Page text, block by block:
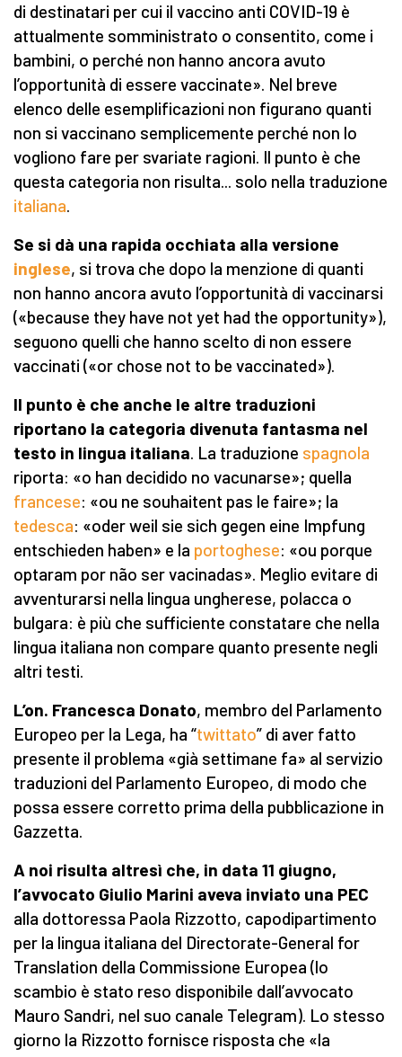
di destinatari per cui il vaccino anti COVID-19 è
attualmente somministrato o consentito, come i
bambini, o perché non hanno ancora avuto
l’opportunità di essere vaccinate». Nel breve
elenco delle esemplificazioni non figurano quanti
non si vaccinano semplicemente perché non lo
vogliono fare per svariate ragioni. Il punto è che
questa categoria non risulta... solo nella traduzione
italiana.
Se si dà una rapida occhiata alla versione
inglese, si trova che dopo la menzione di quanti
non hanno ancora avuto l’opportunità di vaccinarsi
(«because they have not yet had the opportunity»),
seguono quelli che hanno scelto di non essere
vaccinati («or chose not to be vaccinated»).
Il punto è che anche le altre traduzioni
riportano la categoria divenuta fantasma nel
testo in lingua italiana. La traduzione spagnola
riporta: «o han decidido no vacunarse»; quella
francese: «ou ne souhaitent pas le faire»; la
tedesca: «oder weil sie sich gegen eine Impfung
entschieden haben» e la portoghese: «ou porque
optaram por não ser vacinadas». Meglio evitare di
avventurarsi nella lingua ungherese, polacca o
bulgara: è più che sufficiente constatare che nella
lingua italiana non compare quanto presente negli
altri testi.
L’on. Francesca Donato, membro del Parlamento
Europeo per la Lega, ha “twittato” di aver fatto
presente il problema «già settimane fa» al servizio
traduzioni del Parlamento Europeo, di modo che
possa essere corretto prima della pubblicazione in
Gazzetta.
A noi risulta altresì che, in data 11 giugno,
l’avvocato Giulio Marini aveva inviato una PEC
alla dottoressa Paola Rizzotto, capodipartimento
per la lingua italiana del Directorate-General for
Translation della Commissione Europea (lo
scambio è stato reso disponibile dall’avvocato
Mauro Sandri, nel suo canale Telegram). Lo stesso
giorno la Rizzotto fornisce risposta che «la